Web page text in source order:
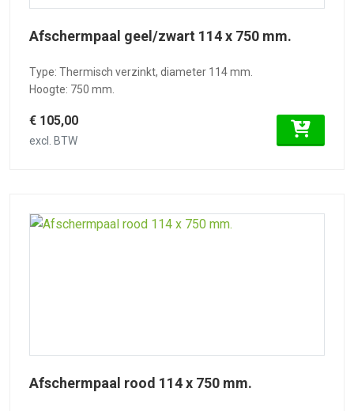
Afschermpaal geel/zwart 114 x 750 mm.
Type: Thermisch verzinkt, diameter 114 mm.
Hoogte: 750 mm.
€ 105,00
excl. BTW
Afschermpaal rood 114 x 750 mm.